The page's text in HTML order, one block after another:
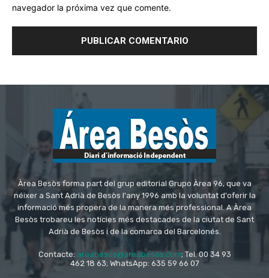
navegador la próxima vez que comente.
Àrea Besòs forma part del grup editorial Grupo Àrea 96, que va
néixer a Sant Adrià de Besòs l'any 1996 amb la voluntat d'oferir la
informació més propera de la manera més professional. A Àrea
Besòs trobareu les notícies més destacades de la ciutat de Sant
Adrià de Besòs i de la comarca del Barcelonés.
Contacte: areabesos@areabesos.com; Tel. 00 34 93
462 18 63; WhatsApp: 635 59 66 07